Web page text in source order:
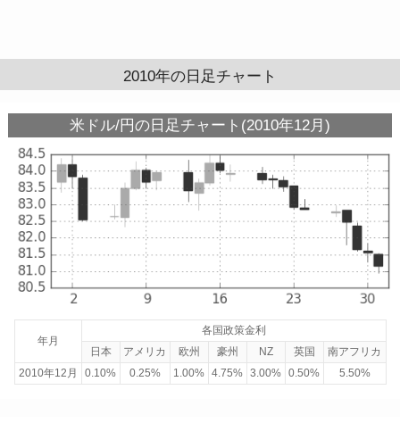
2010年の日足チャート
米ドル/円の日足チャート(2010年12月)
年月
各国政策金利
日本
アメリカ 欧州 豪州 NZ 英国
南アフリカ
2010年12月
0.10% 0.25% 1.00% 4.75% 3.00% 0.50% 5.50%